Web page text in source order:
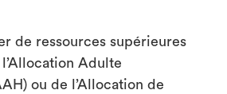
de ressources supérieures
Adulte
ou de l’Allocation de